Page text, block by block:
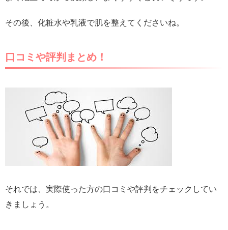
その後、化粧水や乳液で肌を整えてくださいね。
口コミや評判まとめ！
それでは、実際使った方の口コミや評判をチェックしてい
きましょう。